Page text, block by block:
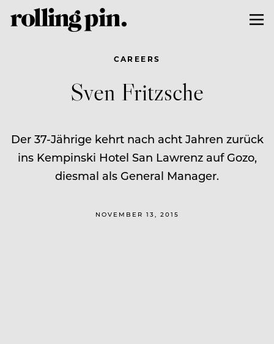
CAREERS
Sven Fritzsche
Der 37-Jährige kehrt nach acht Jahren zurück
ins Kempinski Hotel San Lawrenz auf Gozo,
diesmal als General Manager.
NOVEMBER 13, 2015